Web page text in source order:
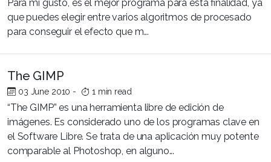
Para mi gusto, es el mejor programa para esta finalidad, ya
que puedes elegir entre varios algoritmos de procesado
para conseguir el efecto que m...
The GIMP
03 June 2010 - 1 min read
“The GIMP” es una herramienta libre de edición de
imágenes. Es considerado uno de los programas clave en
el Software Libre. Se trata de una aplicación muy potente
comparable al Photoshop, en alguno...